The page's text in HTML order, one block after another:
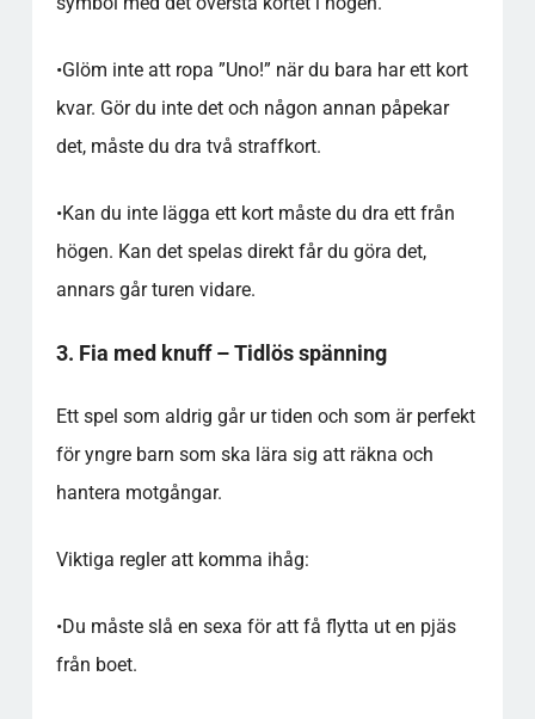
•Glöm inte att ropa ”Uno!” när du bara har ett kort
kvar. Gör du inte det och någon annan påpekar
det, måste du dra två straffkort.
•Kan du inte lägga ett kort måste du dra ett från
högen. Kan det spelas direkt får du göra det,
annars går turen vidare.
3. Fia med knuff – Tidlös spänning
Ett spel som aldrig går ur tiden och som är perfekt
för yngre barn som ska lära sig att räkna och
hantera motgångar.
Viktiga regler att komma ihåg:
•Du måste slå en sexa för att få flytta ut en pjäs
från boet.